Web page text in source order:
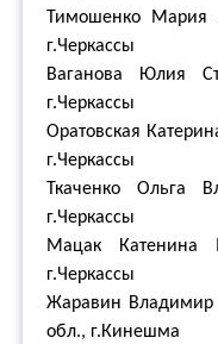
Тимошенко Мария
г.Черкассы
Ваганова Юлия
г.Черкассы
Оратовская
г.Черкассы
Ткаченко Ольга
г.Черкассы
Мацак Катенина
г.Черкассы
Жаравин Владимир
обл., г.Кинешма